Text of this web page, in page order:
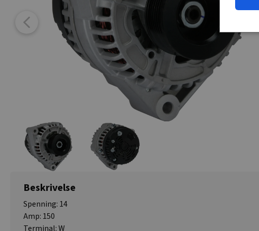
Beskrivelse
Spenning: 14
Amp: 150
Terminal: W